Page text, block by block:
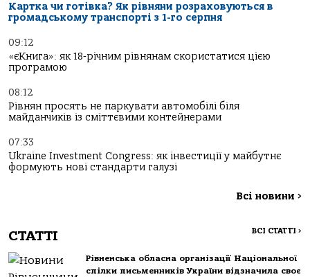
Картка чи готівка? Як рівняни розраховуються в
громадському транспорті з 1-го серпня
09:12
«єКнига»: як 18-річним рівнянам скористатися цією
програмою
08:12
Рівнян просять не паркувати автомобілі біля
майданчиків із сміттєвими контейнерами
07:33
Ukraine Investment Congress: як інвестиції у майбутнє
формують нові стандарти галузі
Всі новини >
СТАТТІ ВСІ СТАТТІ >
Рівненська обласна організації Національної
спілки письменників України відзначила своє